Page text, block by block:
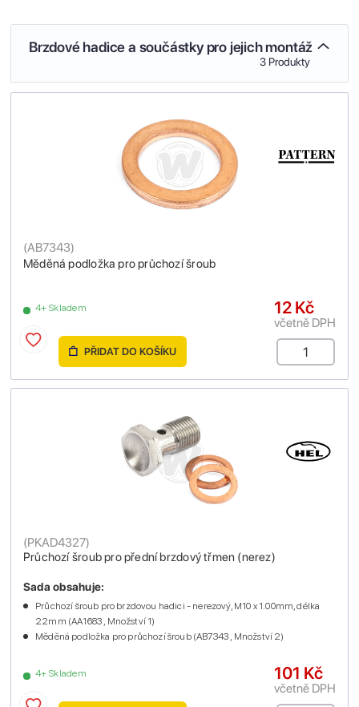
Brzdové hadice a součástky pro jejich montáž
3 Produkty
Měděná podložka pro průchozí šroub
(AB7343)
4+ Skladem 12 Kč
včetně DPH
PŘIDAT DO KOŠÍKU
Průchozí šroub pro přední brzdový třmen (nerez)
(PKAD4327)
4+ Skladem
Sada obsahuje:
Průchozí šroub pro brzdovou hadici - nerezový, M10 x 1.00mm, délka
22mm (AA1683 , Množství 1)
Měděná podložka pro průchozí šroub (AB7343 , Množství 2)
101 Kč
včetně DPH